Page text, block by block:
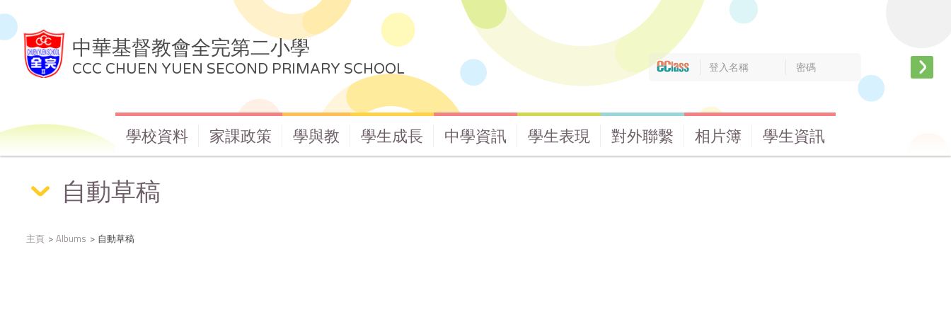
中華基督教會全完第二小學
CCC CHUEN YUEN SECOND PRIMARY SCHOOL
學校資料 家課政策 學與教 學生成長 中學資訊 學生表現 對外聯繫 相片簿 學生資訊
自動草稿
主頁 Albums 自動草稿